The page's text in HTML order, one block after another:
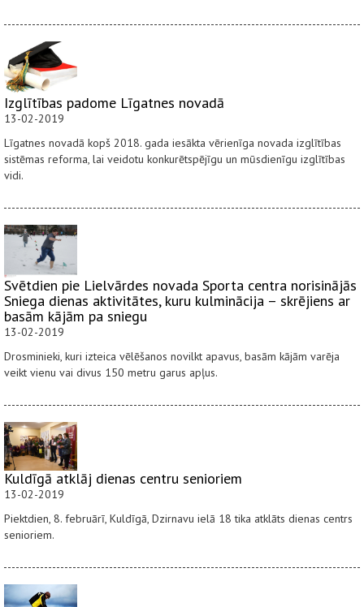
Izglītības padome Līgatnes novadā
13-02-2019
Līgatnes novadā kopš 2018. gada iesākta vērienīga novada izglītības
sistēmas reforma, lai veidotu konkurētspējīgu un mūsdienīgu izglītības
vidi.
Svētdien pie Lielvārdes novada Sporta centra norisinājās
Sniega dienas aktivitātes, kuru kulminācija – skrējiens ar
basām kājām pa sniegu
13-02-2019
Drosminieki, kuri izteica vēlēšanos novilkt apavus, basām kājām varēja
veikt vienu vai divus 150 metru garus apļus.
Kuldīgā atklāj dienas centru senioriem
13-02-2019
Piektdien, 8. februārī, Kuldīgā, Dzirnavu ielā 18 tika atklāts dienas centrs
senioriem.